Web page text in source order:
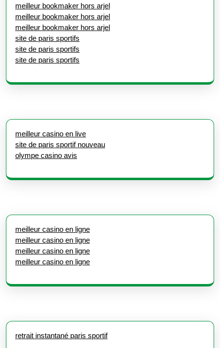
meilleur bookmaker hors arjel
meilleur bookmaker hors arjel
meilleur bookmaker hors arjel
site de paris sportifs
site de paris sportifs
site de paris sportifs
meilleur casino en live
site de paris sportif nouveau
olympe casino avis
meilleur casino en ligne
meilleur casino en ligne
meilleur casino en ligne
meilleur casino en ligne
retrait instantané paris sportif